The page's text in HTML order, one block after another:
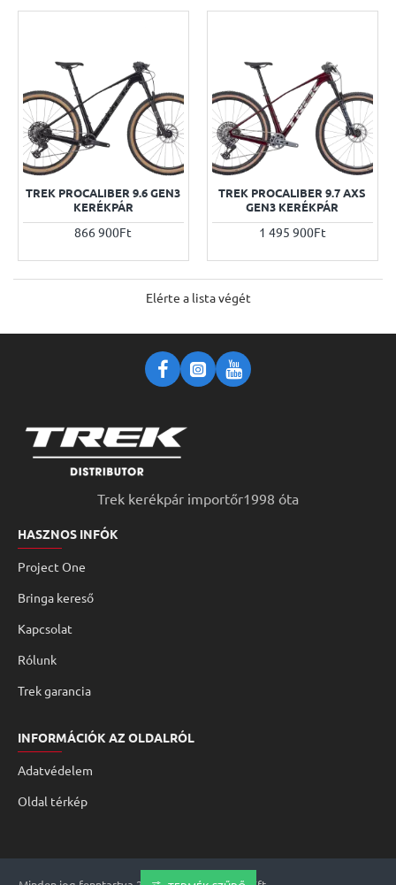
TREK PROCALIBER 9.6 GEN3
KERÉKPÁR
866 900Ft
TREK PROCALIBER 9.7 AXS
GEN3 KERÉKPÁR
1 495 900Ft
Elérte a lista végét
Trek kerékpár importőr1998 óta
HASZNOS INFÓK
Project One
Bringa kereső
Kapcsolat
Rólunk
Trek garancia
INFORMÁCIÓK AZ OLDALRÓL
Adatvédelem
Oldal térkép